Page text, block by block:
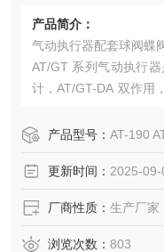
产品简介：
气动执行器配套球阀蝶
AT/GT 系列气动执行
计，AT/GT-DA 双作用
产品型号： AT-190
更新时间： 2025-09-
厂商性质： 生产厂家
浏览次数： 803